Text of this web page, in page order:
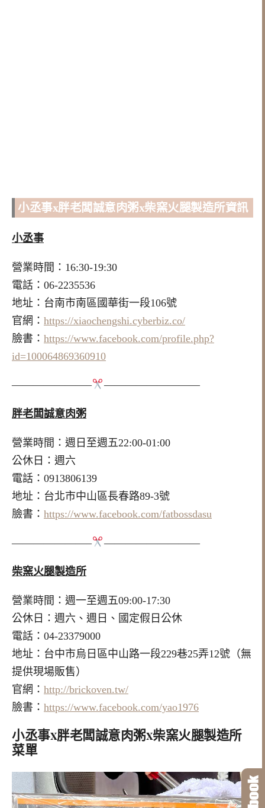
小丞事x胖老闆誠意肉粥x柴窯火腿製造所資訊
小丞事
營業時間：16:30-19:30
電話：06-2235536
地址：台南市南區國華街一段106號
官網： https://xiaochengshi.cyberbiz.co/
臉書： https://www.facebook.com/profile.php?
id=100064869360910
———————– —————————
胖老闆誠意肉粥
營業時間：週日至週五22:00-01:00
公休日：週六
電話：0913806139
地址：台北市中山區長春路89-3號
臉書： https://www.facebook.com/fatbossdasu
———————– —————————
柴窯火腿製造所
營業時間：週一至週五09:00-17:30
公休日：週六、週日、國定假日公休
電話：04-23379000
地址：台中市烏日區中山路一段229巷25弄12號（無
提供現場販售）
官網： http://brickoven.tw/
臉書： https://www.facebook.com/yao1976
小丞事x胖老闆誠意肉粥x柴窯火腿製造所
菜單